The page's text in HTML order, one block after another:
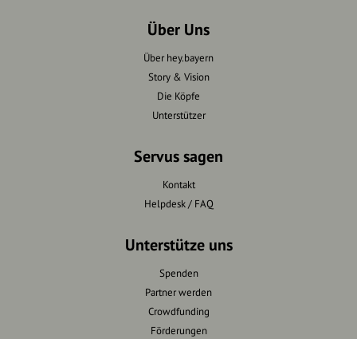
Über Uns
Über hey.bayern
Story & Vision
Die Köpfe
Unterstützer
Servus sagen
Kontakt
Helpdesk / FAQ
Unterstütze uns
Spenden
Partner werden
Crowdfunding
Förderungen